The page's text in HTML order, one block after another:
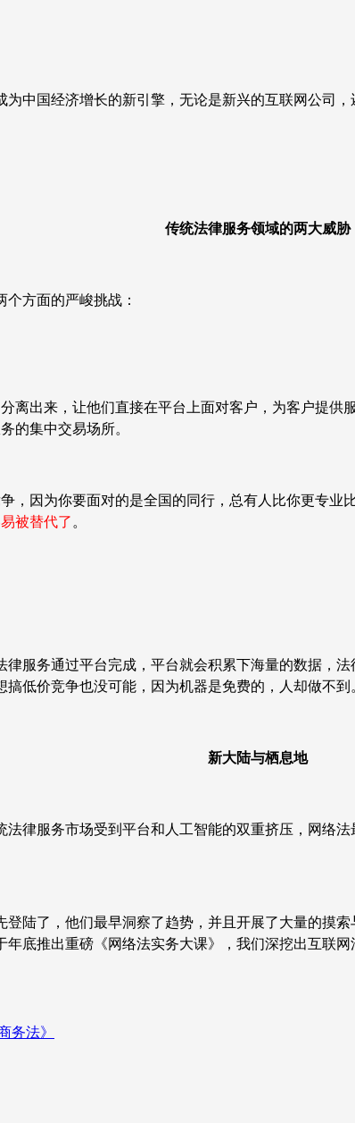
中国经济增长的新引擎，无论是新兴的互联网公司
传统法律服务领域的两大威胁
方面的严峻挑战：
离出来，让他们直接在平台上面对客户，为客户提
的集中交易场所。
，因为你要面对的是全国的同行，总有人比你更专业
被替代了 。
服务通过平台完成，平台就会积累下海量的数据，
低价竞争也没可能，因为机器是免费的，人却做不到
新大陆与栖息地
律服务市场受到平台和人工智能的双重挤压，网络
陆了，他们最早洞察了趋势，并且开展了大量的摸
底推出重磅《网络法实务大课》，我们深挖出互联
务法》